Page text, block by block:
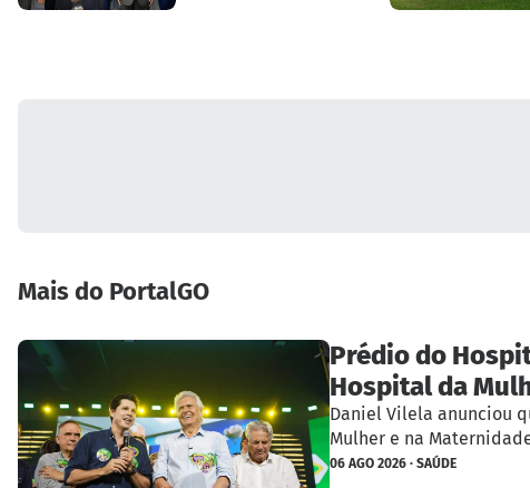
Mais do PortalGO
Prédio do
Hospital da
Daniel Vilela anunciou
Mulher e na
06 AGO 2026 · SAÚDE